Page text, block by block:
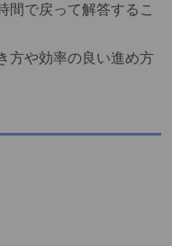
間で戻って解答するこ
方や効率の良い進め方